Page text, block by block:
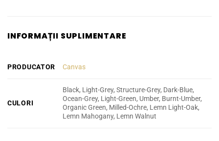
INFORMAȚII SUPLIMENTARE
PRODUCATOR Canvas
CULORI
Black, Light-Grey, Structure-Grey, Dark-Blue,
Ocean-Grey, Light-Green, Umber, Burnt-Umber,
Organic Green, Milled-Ochre, Lemn Light-Oak,
Lemn Mahogany, Lemn Walnut